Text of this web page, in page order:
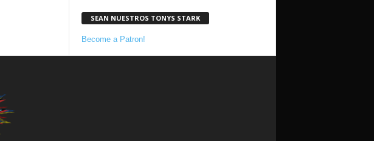
SEAN NUESTROS TONYS STARK
Become a Patron!